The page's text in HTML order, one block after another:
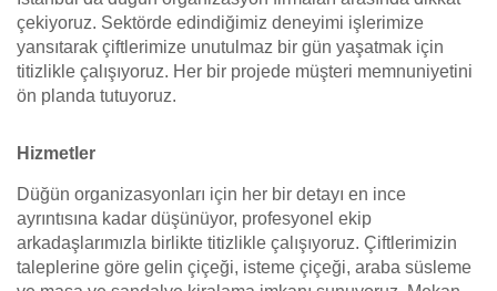
çekiyoruz. Sektörde edindiğimiz deneyimi işlerimize
yansıtarak çiftlerimize unutulmaz bir gün yaşatmak için
titizlikle çalışıyoruz. Her bir projede müşteri memnuniyetini
ön planda tutuyoruz.
Hizmetler
Düğün organizasyonları için her bir detayı en ince
ayrıntısına kadar düşünüyor, profesyonel ekip
arkadaşlarımızla birlikte titizlikle çalışıyoruz. Çiftlerimizin
taleplerine göre gelin çiçeği, isteme çiçeği, araba süsleme